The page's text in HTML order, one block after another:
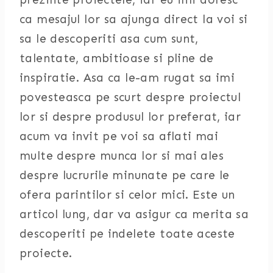
ca mesajul lor sa ajunga direct la voi si
sa le descoperiti asa cum sunt,
talentate, ambitioase si pline de
inspiratie. Asa ca le-am rugat sa imi
povesteasca pe scurt despre proiectul
lor si despre produsul lor preferat, iar
acum va invit pe voi sa aflati mai
multe despre munca lor si mai ales
despre lucrurile minunate pe care le
ofera parintilor si celor mici. Este un
articol lung, dar va asigur ca merita sa
descoperiti pe indelete toate aceste
proiecte.